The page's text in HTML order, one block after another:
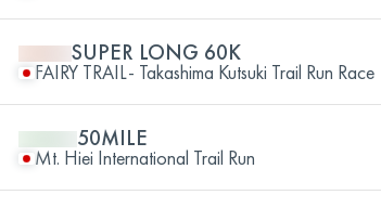
SUPER LONG 60K
FAIRY TRAIL- Takashima Kutsuki Trail Run Race
50MILE
Mt. Hiei International Trail Run